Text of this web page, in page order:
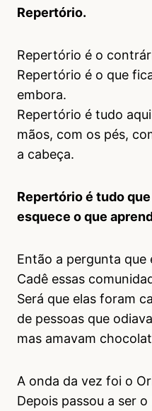
Repertório.
Repertório é o
Repertório é o que
embora.
Repertório é tudo
mãos, com os pés,
a cabeça.
Repertório é tudo
esquece o que
Então a pergunta que
Cadê essas
Será que elas foram
de pessoas que
mas amavam
A onda da vez foi o
Depois passou a ser